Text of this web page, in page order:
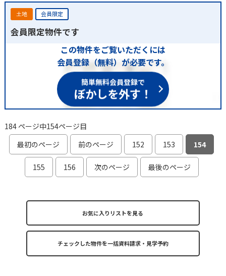
土地 会員限定
会員限定物件です
この物件をご覧いただくには
会員登録（無料）が必要です。
簡単無料会員登録で
ぼかしを外す！
184 ページ中154ページ目
最初のページ
前のページ 152 153 154
155 156 次のページ 最後のページ
お気に入りリストを見る